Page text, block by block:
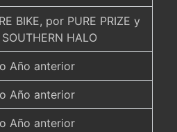
BIKE, por PURE PRIZE y
HALO
Año anterior
Año anterior
Año anterior